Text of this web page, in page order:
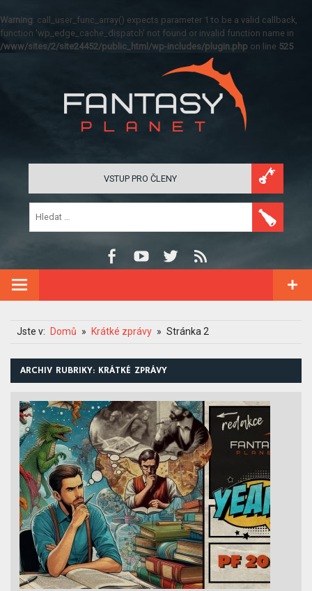
Warning: call_user_func_array() expects parameter 1 to be a valid callback,
function 'wp_edge_cache_dispatch' not found or invalid function name in
/www/sites/2/site24452/public_html/wp-includes/plugin.php on line 525
VSTUP PRO ČLENY
Jste v: Domů Krátké zprávy Stránka 2
ARCHIV RUBRIKY: KRÁTKÉ ZPRÁVY